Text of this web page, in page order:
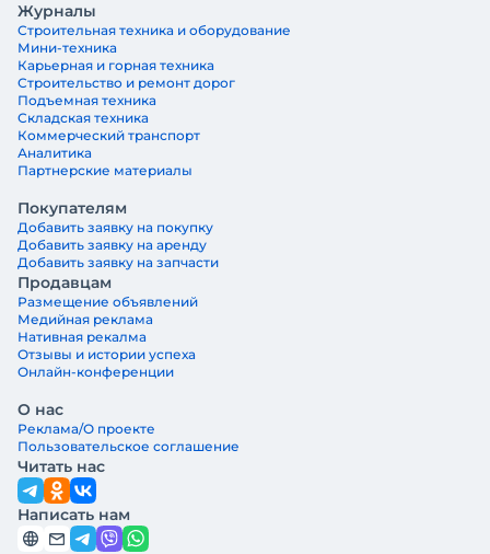
Журналы
Строительная техника и оборудование
Мини-техника
Карьерная и горная техника
Строительство и ремонт дорог
Подъемная техника
Складская техника
Коммерческий транспорт
Аналитика
Партнерские материалы
Покупателям
Добавить заявку на покупку
Добавить заявку на аренду
Добавить заявку на запчасти
Продавцам
Размещение объявлений
Медийная реклама
Нативная рекалма
Отзывы и истории успеха
Онлайн-конференции
О нас
Реклама/О проекте
Пользовательское соглашение
Читать нас
Написать нам